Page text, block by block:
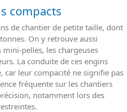
compacts
de chantier de petite taille, dont
On y retrouve aussi
mini-pelles, les chargeuses
La conduite de ces engins
car leur compacité ne signifie pas
fréquente sur les chantiers
notamment lors des